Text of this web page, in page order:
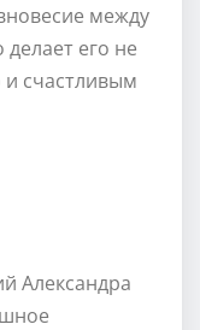
между
его не
счастливым
Александра